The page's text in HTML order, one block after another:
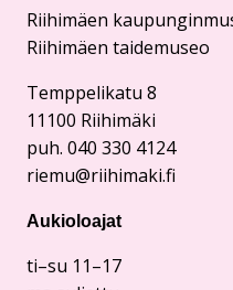
Riihimäen
Riihimäen taidemuseo
Temppelikatu 8
11100 Riihimäki
puh. 040 330 4124
riemu@riihimaki.fi
Aukioloajat
ti–su 11–17